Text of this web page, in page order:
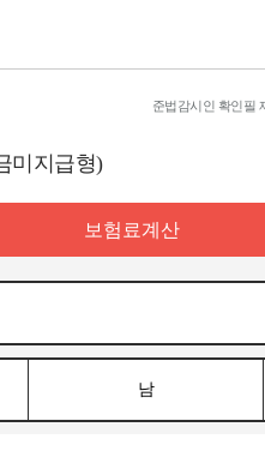
준법감시인 확인필
미지급형)
보험료계산
남